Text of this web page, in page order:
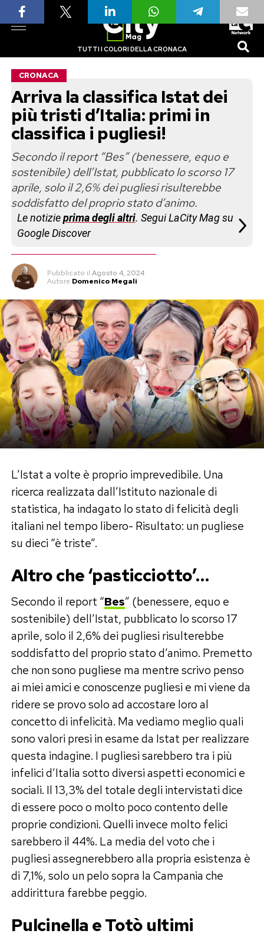
TUTTI I COLORI DELLA CRONACA
CRONACA
Arriva la classifica Istat dei
più tristi d’Italia: primi in
classifica i pugliesi!
Secondo il report “Bes” (benessere, equo e
sostenibile) dell’Istat, pubblicato lo scorso 17
aprile, solo il 2,6% dei pugliesi risulterebbe
soddisfatto del proprio stato d’animo.
Le notizieprima degli altri. Segui LaCity Mag su
Google Discover
Pubblicato il Agosto 4, 2024
Autore Domenico Megali
L’Istat a volte è proprio imprevedibile. Una
ricerca realizzata dall’Istituto nazionale di
statistica, ha indagato lo stato di felicità degli
italiani nel tempo libero- Risultato: un pugliese
su dieci “è triste”.
Altro che ‘pasticciotto’…
Secondo il report “Bes” (benessere, equo e
sostenibile) dell’Istat, pubblicato lo scorso 17
aprile, solo il 2,6% dei pugliesi risulterebbe
soddisfatto del proprio stato d’animo. Premetto
che non sono pugliese ma mentre scrivo penso
ai miei amici e conoscenze pugliesi e mi viene da
ridere se provo solo ad accostare loro al
concetto di infelicità. Ma vediamo meglio quali
sono valori presi in esame da Istat per realizzare
questa indagine. I pugliesi sarebbero tra i più
infelici d’Italia sotto diversi aspetti economici e
sociali. Il 13,3% del totale degli intervistati dice
di essere poco o molto poco contento delle
proprie condizioni. Quelli invece molto felici
sarebbero il 44%. La media del voto che i
pugliesi assegnerebbero alla propria esistenza è
di 7,1%, solo un pelo sopra la Campania che
addirittura farebbe peggio.
Pulcinella e Totò ultimi